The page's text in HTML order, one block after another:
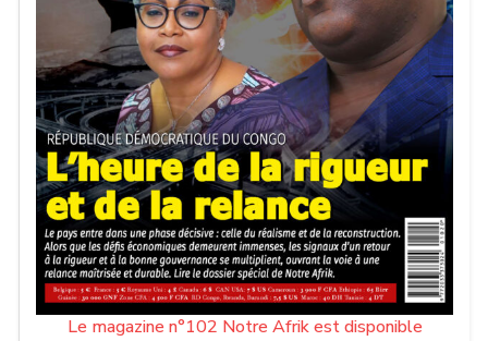
Le magazine n°102 Notre Afrik est disponible